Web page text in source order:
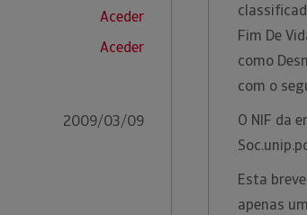
Aceder
Aceder
2009/03/09
Fim De
como
com o
O NIF da
Esta
apenas